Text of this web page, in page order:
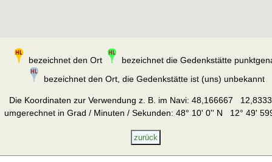
bezeichnet den Ort
bezeichnet die Gedenkstätte
bezeichnet den Ort, die Gedenkstätte ist (uns) unbekannt
Die Koordinaten zur Verwendung z. B. im Navi: 48,166667
umgerechnet in Grad / Minuten / Sekunden: 48° 10' 0'' N 12° 49'